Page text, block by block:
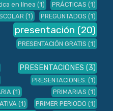
en línea (1) PRÁCTICAS (1)
(1) PREGUNTADOS (1)
presentación (20)
PRESENTACIÓN GRATIS (1)
PRESENTACIONES (3)
PRESENTACIONES. (1)
(1) PRIMARIAS (1)
(1) PRIMER PERIODO (1)